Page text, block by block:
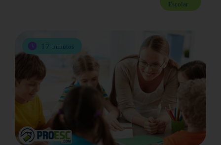
Escolar
17 minutos